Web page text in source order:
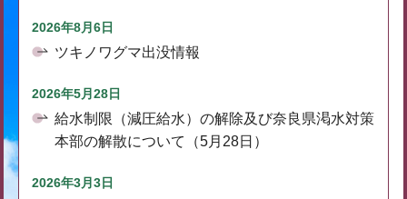
2026年8月6日
ツキノワグマ出没情報
2026年5月28日
給水制限（減圧給水）の解除及び奈良県渇水対策
本部の解散について（5月28日）
2026年3月3日